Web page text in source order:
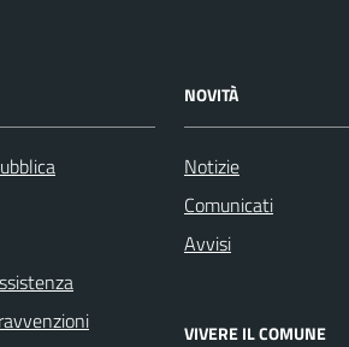
NOVITÀ
Notizie
Comunicati
Avvisi
VIVERE IL COMUNE